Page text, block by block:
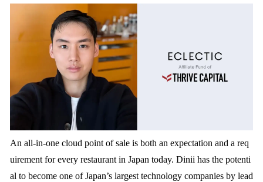
An all-in-one cloud point of sale is both an expectation and a req
uirement for every restaurant in Japan today. Dinii has the potenti
al to become one of Japan’s largest technology companies by lead